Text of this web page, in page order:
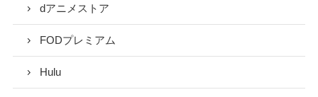
dアニメストア
FODプレミアム
Hulu